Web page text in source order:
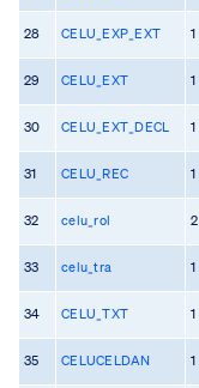
28 CELU_EXP_EXT 1
29 CELU_EXT 1
30 CELU_EXT_DECL 1
31 CELU_REC 1
32 celu_rol 2
33 celu_tra 1
34 CELU_TXT 1
35 CELUCELDAN 1